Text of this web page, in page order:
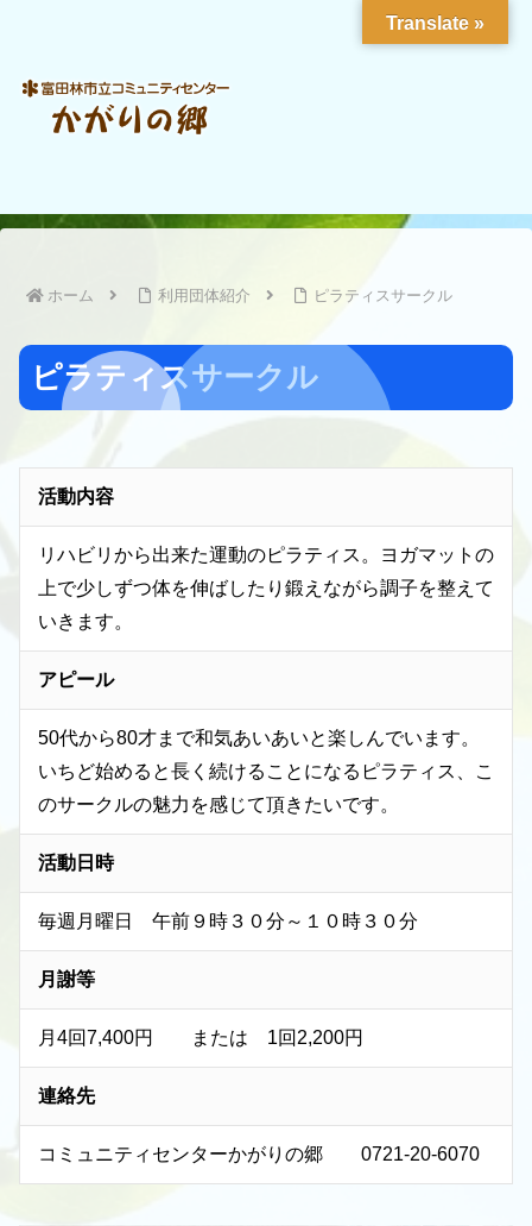
ホーム 利用団体紹介 ピラティスサークル
ピラティスサークル
活動内容
リハビリから出来た運動のピラティス。ヨガマットの
上で少しずつ体を伸ばしたり鍛えながら調子を整えて
いきます。
アピール
50代から80才まで和気あいあいと楽しんでいます。
いちど始めると長く続けることになるピラティス、こ
のサークルの魅力を感じて頂きたいです。
活動日時
毎週月曜日 午前９時３０分～１０時３０分
月謝等
月4回7,400円 または 1回2,200円
連絡先
コミュニティセンターかがりの郷 0721-20-6070
Translate »